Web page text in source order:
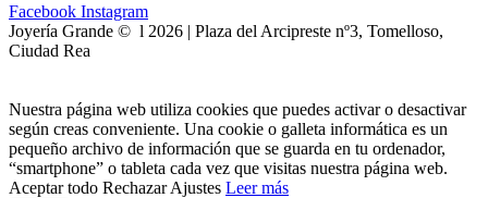
Facebook Instagram
Joyería Grande © l 2026 | Plaza del Arcipreste nº3, Tomelloso,
Ciudad Rea
Nuestra página web utiliza cookies que puedes activar o desactivar
según creas conveniente. Una cookie o galleta informática es un
pequeño archivo de información que se guarda en tu ordenador,
“smartphone” o tableta cada vez que visitas nuestra página web.
Aceptar todo Rechazar Ajustes Leer más